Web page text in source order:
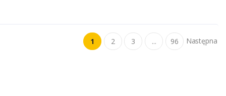
1 2 3 ... 96 Następna